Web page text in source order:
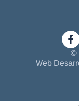
©
Web